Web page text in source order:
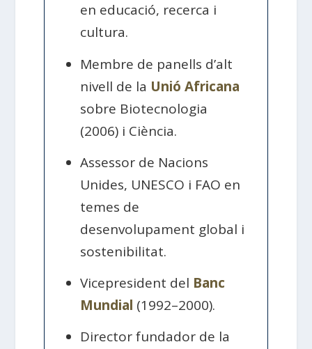
en educació, recerca i
cultura.
Membre de panells d’alt
nivell de la Unió Africana
sobre Biotecnologia
(2006) i Ciència.
Assessor de Nacions
Unides, UNESCO i FAO en
temes de
desenvolupament global i
sostenibilitat.
Vicepresident del Banc
Mundial (1992–2000).
Director fundador de la